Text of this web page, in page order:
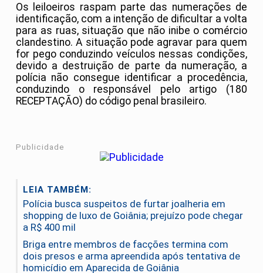
Os leiloeiros raspam parte das numerações de
identificação, com a intenção de dificultar a volta
para as ruas, situação que não inibe o comércio
clandestino. A situação pode agravar para quem
for pego conduzindo veículos nessas condições,
devido a destruição de parte da numeração, a
polícia não consegue identificar a procedência,
conduzindo o responsável pelo artigo (180
RECEPTAÇÃO) do código penal brasileiro.
Publicidade
LEIA TAMBÉM:
Polícia busca suspeitos de furtar joalheria em
shopping de luxo de Goiânia; prejuízo pode chegar
a R$ 400 mil
Briga entre membros de facções termina com
dois presos e arma apreendida após tentativa de
homicídio em Aparecida de Goiânia